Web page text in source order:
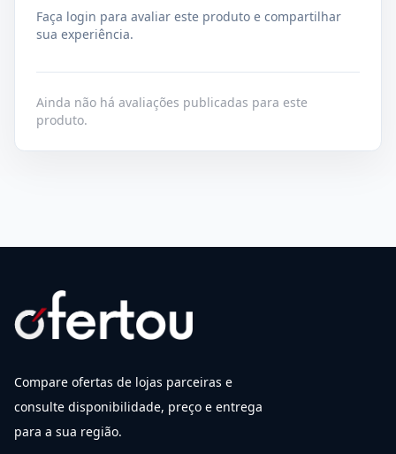
Faça login para avaliar este produto e compartilhar
sua experiência.
Ainda não há avaliações publicadas para este
produto.
Compare ofertas de lojas parceiras e
consulte disponibilidade, preço e entrega
para a sua região.